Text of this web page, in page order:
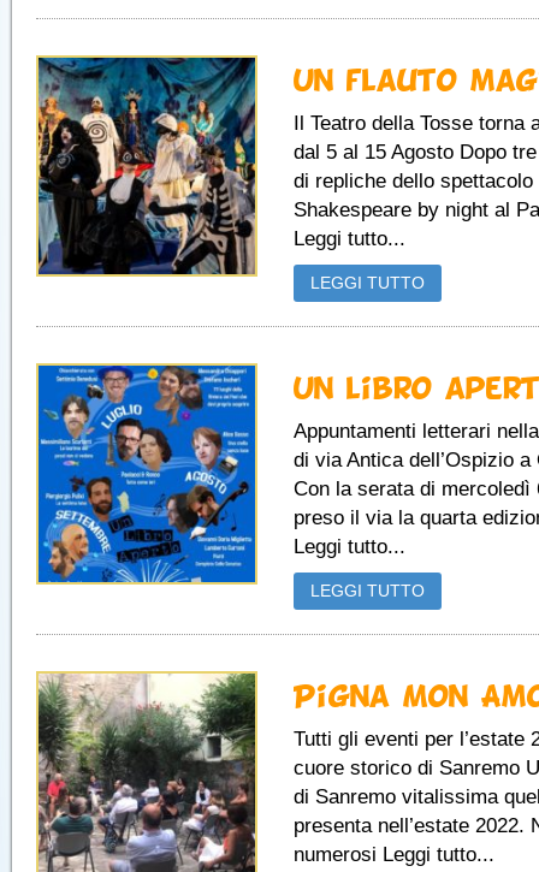
Un flauto
Il Teatro della Tosse torna
dal 5 al 15 Agosto Dopo
di repliche dello spettacolo
Shakespeare by night al
Leggi tutto...
LEGGI TUTTO
Un libro
Appuntamenti letterari
di via Antica dell’Ospizio a
Con la serata di mercoledì
preso il via la quarta
Leggi tutto...
LEGGI TUTTO
Pigna Mon
Tutti gli eventi per l’estate
cuore storico di Sanremo
di Sanremo vitalissima
presenta nell’estate 2022.
numerosi Leggi tutto...